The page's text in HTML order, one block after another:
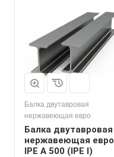
Балка двутавровая
нержавеющая евро
Балка двутавровая
нержавеющая евро
IPE A 500 (IPE l)